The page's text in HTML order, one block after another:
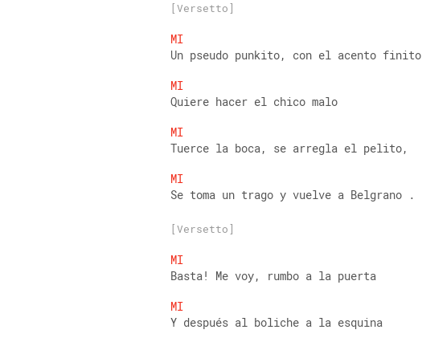
[Versetto]
MI
Un pseudo punkito, con el acento finito
MI
Quiere hacer el chico malo
MI
Tuerce la boca, se arregla el pelito,
MI
Se toma un trago y vuelve a Belgrano .
[Versetto]
MI
Basta! Me voy, rumbo a la puerta
MI
Y después al boliche a la esquina